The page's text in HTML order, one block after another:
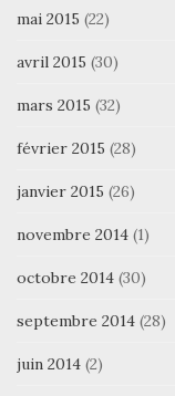
mai 2015 (22)
avril 2015 (30)
mars 2015 (32)
février 2015 (28)
janvier 2015 (26)
novembre 2014 (1)
octobre 2014 (30)
septembre 2014 (28)
juin 2014 (2)